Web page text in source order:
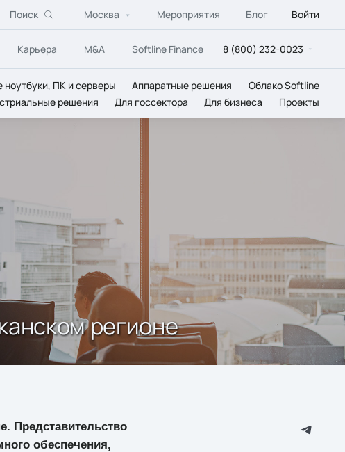
Поиск Москва Мероприятия Блог Войти
Карьера M&A Softline Finance 8 (800) 232-0023
ноутбуки, ПК и серверы Аппаратные решения
Облако Softline
решения Для госсектора Для бизнеса Проекты
регионе
Представительство
обеспечения,